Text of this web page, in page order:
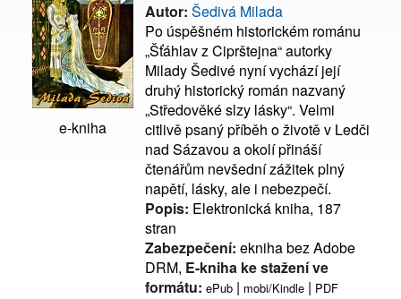
e-kniha
Autor: Šedivá Milada
Po úspěšném historickém románu
„Šťáhlav z Ciprštejna“ autorky
Milady Šedivé nyní vychází její
druhý historický román nazvaný
„Středověké slzy lásky“. Velmi
citlivě psaný příběh o životě v Ledči
nad Sázavou a okolí přináší
čtenářům nevšední zážitek plný
napětí, lásky, ale i nebezpečí.
Popis: Elektronická kniha, 187
stran
Zabezpečení: ekniha bez Adobe
DRM, E-kniha ke stažení ve
formátu: ePub | mobi/Kindle | PDF